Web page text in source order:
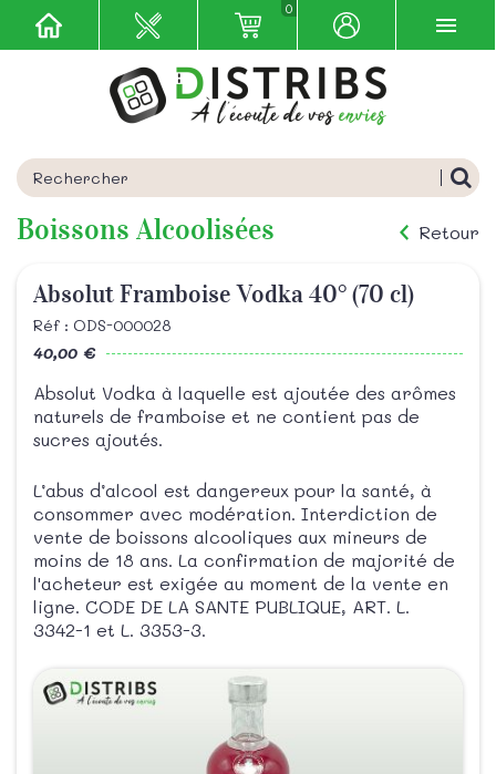
0
Boissons Alcoolisées Retour
Absolut Framboise Vodka 40° (70 cl)
Réf : ODS-000028
40,00 €
Absolut Vodka à laquelle est ajoutée des arômes
naturels de framboise et ne contient pas de
sucres ajoutés.
L’abus d’alcool est dangereux pour la santé, à
consommer avec modération. Interdiction de
vente de boissons alcooliques aux mineurs de
moins de 18 ans. La confirmation de majorité de
l'acheteur est exigée au moment de la vente en
ligne. CODE DE LA SANTE PUBLIQUE, ART. L.
3342-1 et L. 3353-3.